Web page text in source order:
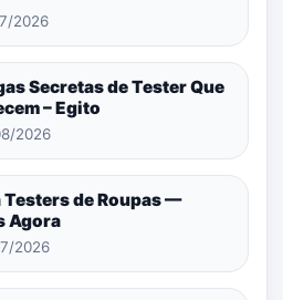
2026
Secretas de Tester Que
– Egito
2026
de Roupas —
Agora
2026